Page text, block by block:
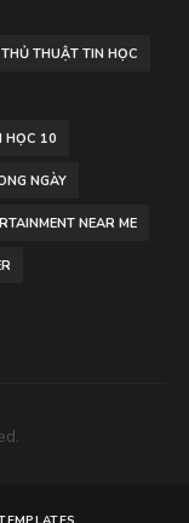
THỦ THUẬT TIN HỌC
HỌC 10
NGÀY
NEAR ME